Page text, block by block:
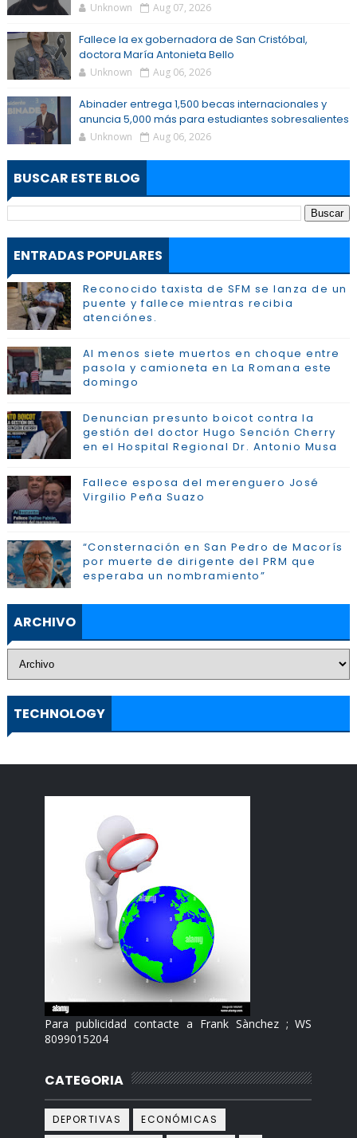
Unknown Aug 07, 2026
Fallece la ex gobernadora de San Cristóbal,
doctora María Antonieta Bello
Unknown Aug 06, 2026
Abinader entrega 1,500 becas internacionales y
anuncia 5,000 más para estudiantes sobresalientes
Unknown Aug 06, 2026
BUSCAR ESTE BLOG
ENTRADAS POPULARES
Reconocido taxista de SFM se lanza de un
puente y fallece mientras recibia
atenciónes.
Al menos siete muertos en choque entre
pasola y camioneta en La Romana este
domingo
Denuncian presunto boicot contra la
gestión del doctor Hugo Sención Cherry
en el Hospital Regional Dr. Antonio Musa
Fallece esposa del merenguero José
Virgilio Peña Suazo
“Consternación en San Pedro de Macorís
por muerte de dirigente del PRM que
esperaba un nombramiento”
ARCHIVO
TECHNOLOGY
Para publicidad contacte a Frank Sànchez ; WS
8099015204
CATEGORIA
DEPORTIVAS
ECONÓMICAS